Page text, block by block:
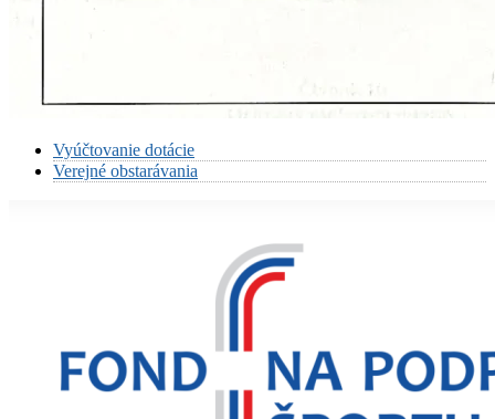
Vyúčtovanie dotácie
Verejné obstarávania